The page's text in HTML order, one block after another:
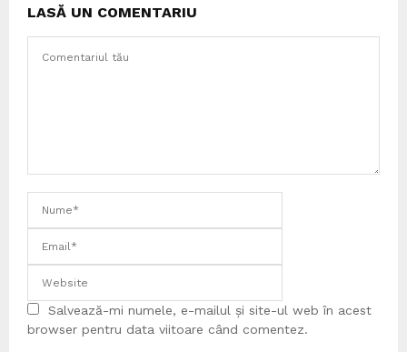
LASĂ UN COMENTARIU
Salvează-mi numele, e-mailul și site-ul web în acest
browser pentru data viitoare când comentez.